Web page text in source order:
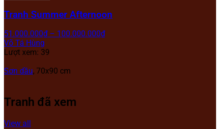
Tranh Summer Afternoon
51.000.000₫ – 100.000.000₫
Võ Tá Hùng
Lượt xem: 39
Sơn dầu, 70x90 cm
Tranh đã xem
View all